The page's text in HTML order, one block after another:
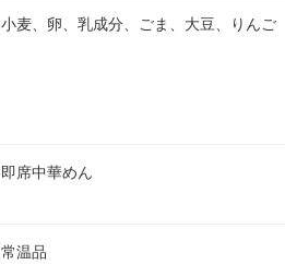
小麦、卵、乳成分、ごま、大豆、りんご
即席中華めん
常温品